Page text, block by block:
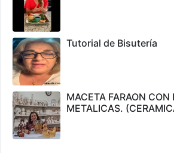
Tutorial de Bisutería
MACETA FARAON CON
METALICAS.